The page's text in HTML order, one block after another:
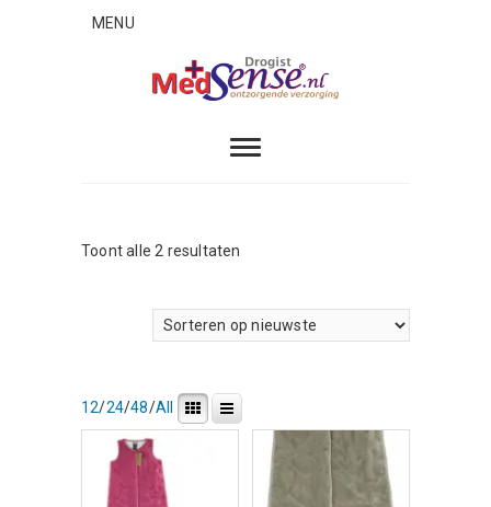
MENU
Toont alle 2 resultaten
12/24/48/All